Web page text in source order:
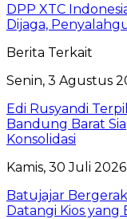
DPP XTC
Dijaga,
Berita Terkait
Senin, 3 Agustus
Edi Rusyandi
Bandung Barat
Konsolidasi
Kamis, 30 Juli
Batujajar
Datangi Kios yang